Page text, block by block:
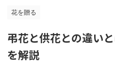
花を贈る
弔花と供花との違い
を解説